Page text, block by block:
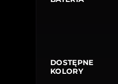
DOSTĘPNE
KOLORY